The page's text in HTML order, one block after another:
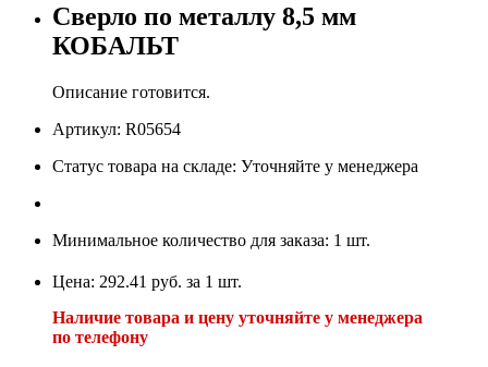
Сверло по металлу 8,5 мм
КОБАЛЬТ
Описание готовится.
Артикул: R05654
Статус товара на складе: Уточняйте у менеджера
Минимальное количество для заказа: 1 шт.
Цена: 292.41 руб. за 1 шт.
Наличие товара и цену уточняйте у менеджера
по телефону